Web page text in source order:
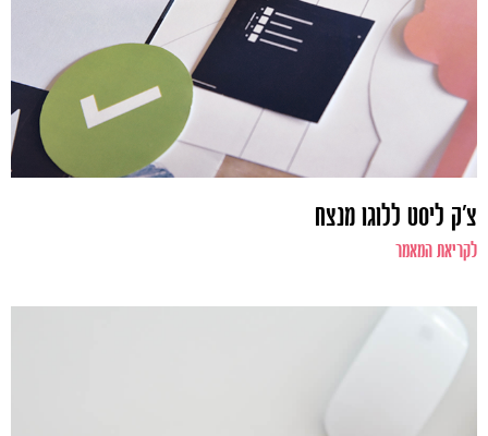
צ'ק ליסט ללוגו מנצח
לקריאת המאמר